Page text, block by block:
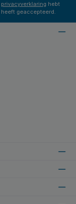
privacyverklaring hebt
heeft geaccepteerd.